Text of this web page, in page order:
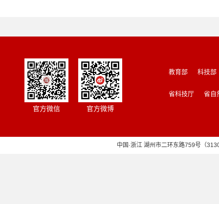
官方微信 官方微博
教育部 科技部
省科技厅 省自
中国·浙江 湖州市二环东路759号（